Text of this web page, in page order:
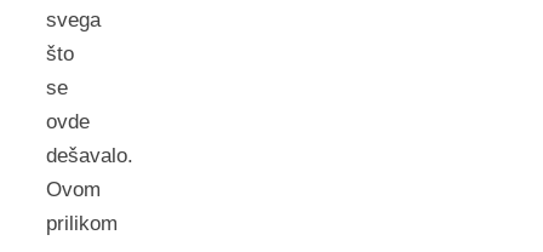
svega
što
se
ovde
dešavalo.
Ovom
prilikom